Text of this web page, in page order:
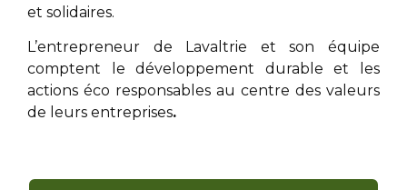
et solidaires.
L’entrepreneur de Lavaltrie et son équipe
comptent le développement durable et les
actions éco responsables au centre des valeurs
de leurs entreprises.